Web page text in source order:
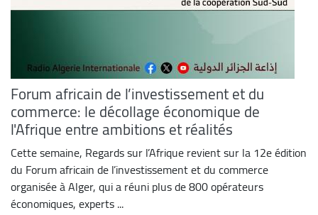
Forum africain de l’investissement et du
commerce: le décollage économique de
l'Afrique entre ambitions et réalités
Cette semaine, Regards sur l’Afrique revient sur la 12e édition
du Forum africain de l’investissement et du commerce
organisée à Alger, qui a réuni plus de 800 opérateurs
économiques, experts ...